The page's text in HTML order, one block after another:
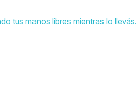
tus manos libres mientras lo llevás.